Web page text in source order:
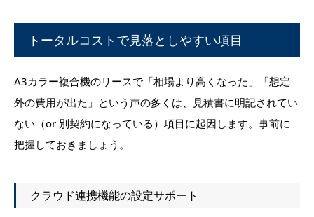
トータルコストで見落としやすい項目
A3カラー複合機のリースで「相場より高くなった」「想定
外の費用が出た」という声の多くは、見積書に明記されてい
ない（or 別契約になっている）項目に起因します。事前に
把握しておきましょう。
クラウド連携機能の設定サポート